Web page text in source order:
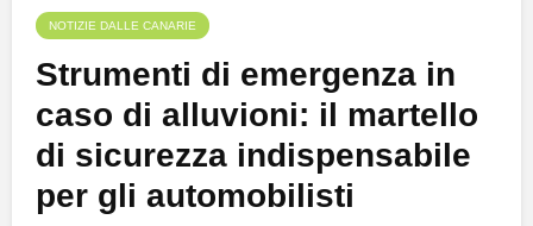
NOTIZIE DALLE CANARIE
Strumenti di emergenza in
caso di alluvioni: il martello
di sicurezza indispensabile
per gli automobilisti